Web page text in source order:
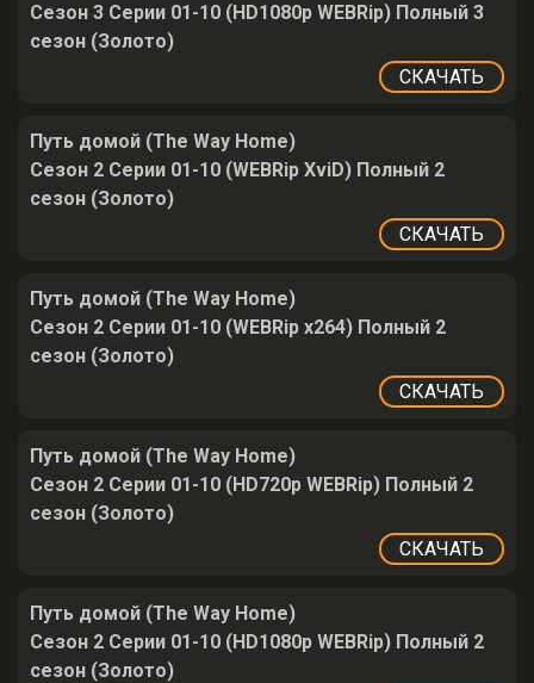
Сезон 3 Серии 01-10 (HD1080p WEBRip) Полный 3
сезон (Золото)
СКАЧАТЬ
Путь домой (The Way Home)
Сезон 2 Серии 01-10 (WEBRip XviD) Полный 2
сезон (Золото)
СКАЧАТЬ
Путь домой (The Way Home)
Сезон 2 Серии 01-10 (WEBRip x264) Полный 2
сезон (Золото)
СКАЧАТЬ
Путь домой (The Way Home)
Сезон 2 Серии 01-10 (HD720p WEBRip) Полный 2
сезон (Золото)
СКАЧАТЬ
Путь домой (The Way Home)
Сезон 2 Серии 01-10 (HD1080p WEBRip) Полный 2
сезон (Золото)